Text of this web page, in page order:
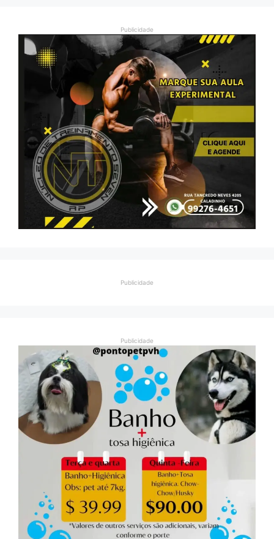
Publicidade
Publicidade
Publicidade